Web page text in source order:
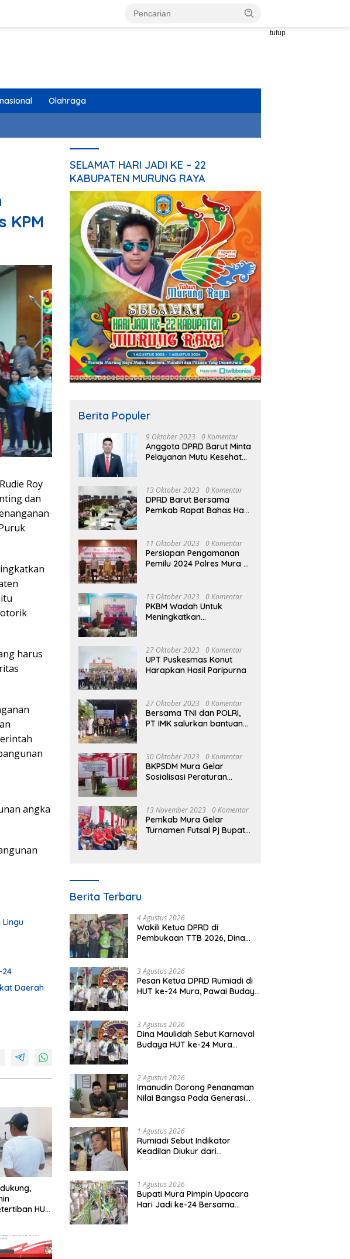
tutup
Olahraga
KPM
Roy
dan
harus
angka
Lingu
24
Daerah
HUT
SELAMAT HARI JADI KE – 22
KABUPATEN MURUNG RAYA
Berita Populer
9 Oktober 2023 0 Komentar
Anggota DPRD Barut Minta
Pelayanan Mutu Kesehatan
13 Oktober 2023 0 Komentar
DPRD Barut Bersama
Pemkab Rapat Bahas Hasil
Perubahan 2023
11 Oktober 2023 0 Komentar
Persiapan Pengamanan
Pemilu 2024 Polres Mura
13 Oktober 2023 0 Komentar
PKBM Wadah Untuk
Meningkatkan
Dalam Bidang Ekonomi
27 Oktober 2023 0 Komentar
UPT Puskesmas Konut
Harapkan Hasil Paripurna
27 Oktober 2023 0 Komentar
Bersama TNI dan POLRI,
PT IMK salurkan bantuan
30 Oktober 2023 0 Komentar
BKPSDM Mura Gelar
Sosialisasi Peraturan
13 November 2023 0 Komentar
Pemkab Mura Gelar
Turnamen Futsal Pj Bupati
Berita Terbaru
4 Agustus 2026
Wakili Ketua DPRD di
Pembukaan TTB 2026, Dina
3 Agustus 2026
Pesan Ketua DPRD Rumiadi di
HUT ke-24 Mura, Pawai Budaya
3 Agustus 2026
Dina Maulidah Sebut Karnaval
Budaya HUT ke-24 Mura
2 Agustus 2026
Imanudin Dorong Penanaman
Nilai Bangsa Pada Generasi
1 Agustus 2026
Rumiadi Sebut Indikator
Keadilan Diukur dari
1 Agustus 2026
Bupati Mura Pimpin Upacara
Hari Jadi ke-24 Bersama